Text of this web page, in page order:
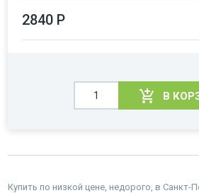
2840 Р
В
Купить по низкой цене, недорого, в Санкт-